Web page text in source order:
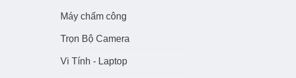
Máy chấm công
Trọn Bộ Camera
Vi Tính - Laptop